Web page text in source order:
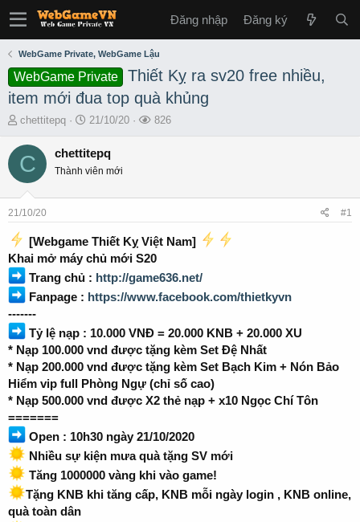
Đăng nhập Đăng ký
WebGame Private, WebGame Lậu
WebGame Private
Thiết Kỵ ra sv20 free nhiều,
item mới đua top quà khủng
T
r
e
s
a
t
e
r
chettitepq
S
a
t
e
21/10/20
L
826
C chettitepq
Thành viên mới
21/10/20 #1
[Webgame Thiết Kỵ Việt Nam]
Khai mở máy chủ mới S20
Trang chủ : http://game636.net/
Fanpage : https://www.facebook.com/thietkyvn
-------
Tỷ lệ nạp : 10.000 VNĐ = 20.000 KNB + 20.000 XU
* Nạp 100.000 vnd được tặng kèm Set Đệ Nhất
* Nạp 200.000 vnd được tặng kèm Set Bạch Kim + Nón Bảo
Hiểm vip full Phòng Ngự (chỉ số cao)
* Nạp 500.000 vnd được X2 thẻ nạp + x10 Ngọc Chí Tôn
=======
Open : 10h30 ngày 21/10/2020
Nhiều sự kiện mưa quà tặng SV mới
Tăng 1000000 vàng khi vào game!
Tặng KNB khi tăng cấp, KNB mỗi ngày login , KNB online,
quà toàn dân